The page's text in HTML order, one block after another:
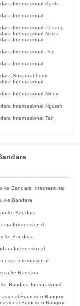
Internasional Kuala
Internasional
Internasional Penang
Internasional Narita
Internasional
Internasional Don
Internasional
Suvarnabhumi
Internasional
Internasional Ninoy
Internasional Ngurah
Internasional Tan
ke Bandara Internasional
ke Bandara
ke Bandara
Internasional
ke Bandara
Internasional
Internasional
ke Bandara
Bandara Internasional
Francisco Bangoy
Francisco Bangoy